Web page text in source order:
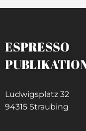
ESPRESSO
Ludwigsplatz 32
94315 Straubing